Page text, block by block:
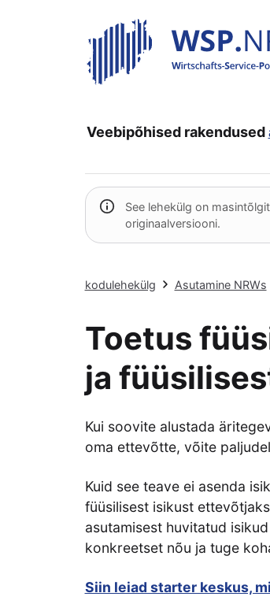
Veebipõhised rakendused
See lehekülg on
originaalversiooni.
kodulehekülg Asutamine NRWs
Toetus
ja
Kui soovite alustada
oma ettevõtte, võite
Kuid see teave ei asenda
füüsilisest isikust
asutamisest huvitatud
konkreetset nõu ja tuge
Siin leiad starter keskus,